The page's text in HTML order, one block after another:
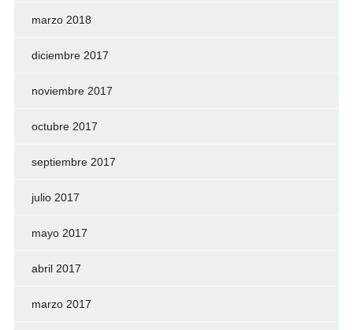
marzo 2018
diciembre 2017
noviembre 2017
octubre 2017
septiembre 2017
julio 2017
mayo 2017
abril 2017
marzo 2017